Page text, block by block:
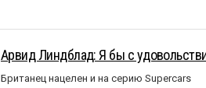
Арвид Линдблад: Я бы с
Британец нацелен и на серию Supercars